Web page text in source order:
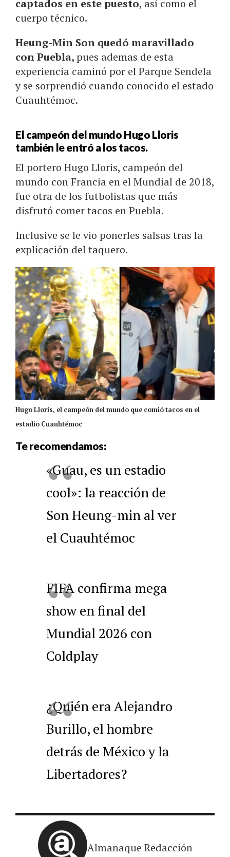
captados en este puesto, así como el
cuerpo técnico.
Heung-Min Son quedó maravillado
con Puebla,pues ademas de esta
experiencia caminó por el Parque Sendela
y se sorprendió cuando conocido el estado
Cuauhtémoc.
El campeón del mundo Hugo Lloris
también le entró a los tacos.
El portero Hugo Lloris, campeón del
mundo con Francia en el Mundial de 2018,
fue otra de los futbolistas que más
disfrutó comer tacos en Puebla.
Inclusive se le vio ponerles salsas tras la
explicación del taquero.
Hugo Lloris, el campeón del mundo que comió tacos en el
estadio Cuauhtémoc
Te recomendamos:
«Guau, es un estadio
cool»: la reacción de
Son Heung-min al ver
el Cuauhtémoc
FIFA confirma mega
show en final del
Mundial 2026 con
Coldplay
¿Quién era Alejandro
Burillo, el hombre
detrás de México y la
Libertadores?
Almanaque Redacción